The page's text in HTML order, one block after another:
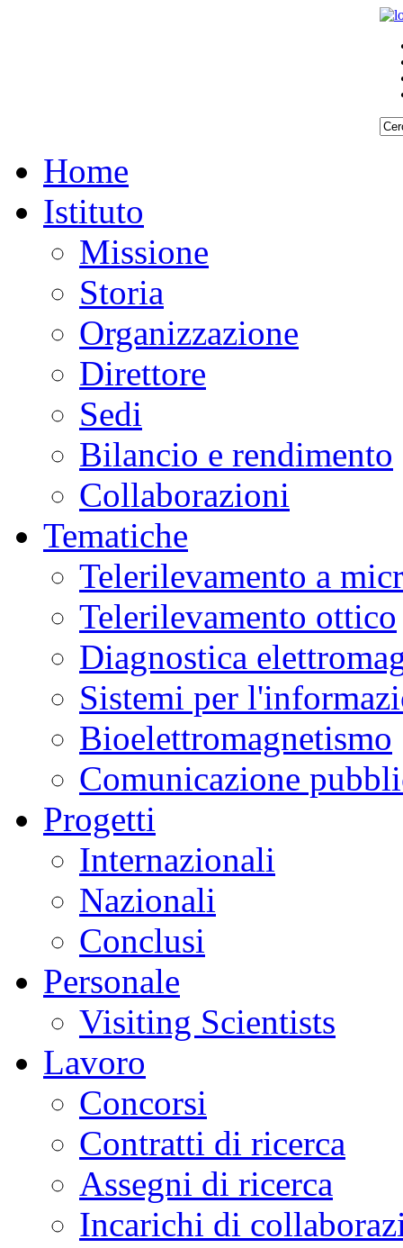
Home
Istituto
Missione
Storia
Organizzazione
Direttore
Sedi
Bilancio e rendimento
Collaborazioni
Tematiche
Telerilevamento a
Telerilevamento ottico
Diagnostica
Sistemi per
Bioelettromagnetismo
Comunicazione
Progetti
Internazionali
Nazionali
Conclusi
Personale
Visiting Scientists
Lavoro
Concorsi
Contratti di ricerca
Assegni di ricerca
Incarichi di